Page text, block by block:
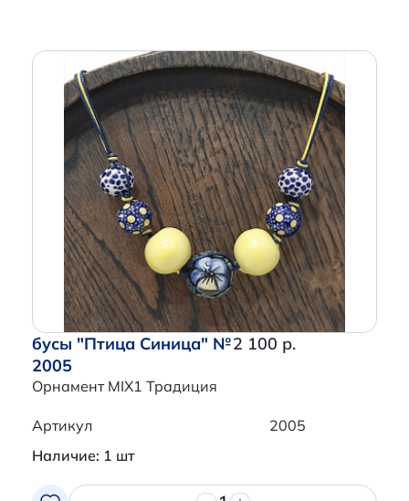
бусы "Птица Синица" №
2005
Орнамент MIX1 Традиция
2 100 р.
Артикул
2005
Наличие: 1 шт